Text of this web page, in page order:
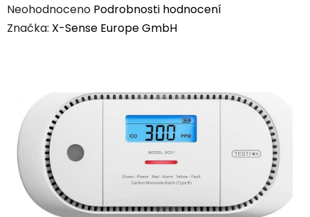
Průměrné
hodnocení
hvězdiček.
Neohodnoceno Podrobnosti hodnocení
Značka: X-Sense Europe GmbH